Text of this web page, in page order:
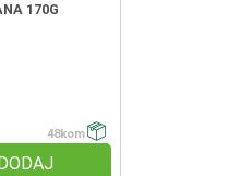
170G
48kom
DODAJ